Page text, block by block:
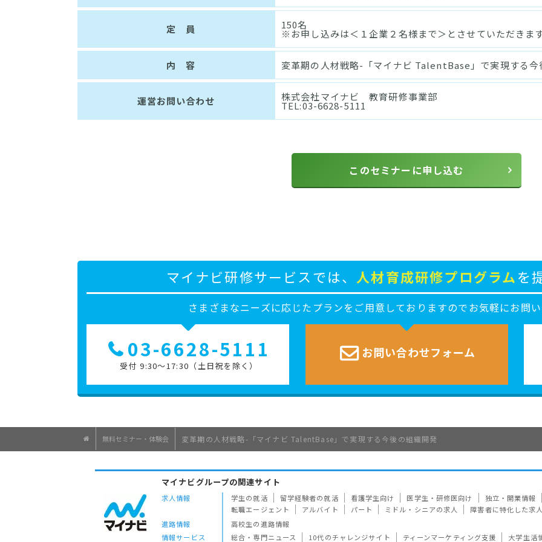
定 員 150名
※お申し込みは＜１企業２名様まで＞とさせていただきま
内 容 変革期の人材戦略-「マイナビ TalentBase」で実現する今
運営お問い合わせ 株式会社マイナビ 教育研修事業部
TEL:03-6628-5111
このセミナーに申し込む
マイナビ研修サービスでは、 人材育成研修プログラムを
さまざまなニーズに応じたプランをご用意しておりますのでお気軽にお問い
03-6628-5111
受付 9:30～17:30（土日祝を除く）
お問い合わせフォーム
無料セミナー・体験会 変革期の人材戦略-「マイナビ TalentBase」で実現する今後の組織開発
マイナビグループの関連サイト
求人情報 学生の就活 留学経験者の就活 看護学生向け 医学生・研修医向け 独立・開業情報
転職エージェント
アルバイト パート ミドル・シニアの求人 障害者に特化した求
進路情報
高校生の進路情報
情報サービス
総合・専門ニュース 10代のチャレンジサイト ティーンマーケティング支援 大学生活